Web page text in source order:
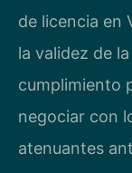
de licencia en
la validez de
cumplimiento
negociar con
atenuantes